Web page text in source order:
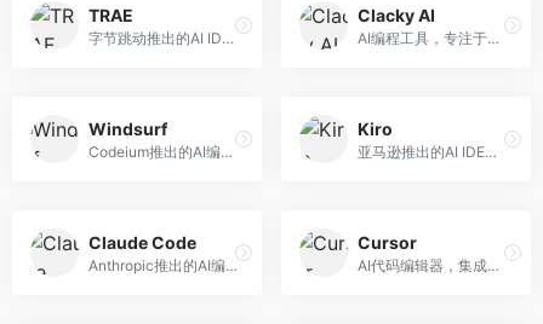
TRAE
字节跳动推出的AI IDE编程工具，深度集成大模型能力。面向开发者，提供智能代码补全、代码解释、重构优化等服务，编程效率显著提升。
Clacky AI
AI编程工具，专注于代码智能生成与优化。面向开发者，提供代码生成、代码重构、错误修复等服务，编程效率高。
Windsurf
Codeium推出的AI编程工具，专注于代码智能辅助。面向开发者，提供代码补全、代码生成、代码解释等服务，多语言支持完善。
Kiro
亚马逊推出的AI IDE，深度整合AWS云服务。面向AWS开发者，提供代码生成、云服务集成、部署自动化等服务，与AWS生态无缝衔接。
Claude Code
Anthropic推出的AI编程工具，基于Claude模型。面向开发者，提供代码生成、代码审查、调试辅助等服务，代码质量高，推理能力强。
Cursor
AI代码编辑器，集成GPT-4模型，专注于智能编程辅助。面向开发者，提供代码生成、代码解释、错误修复等服务，编程体验流畅，开发效率高。